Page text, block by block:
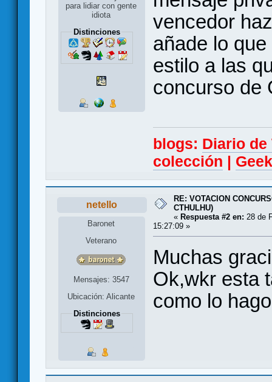
para lidiar con gente
idiota
Distinciones
vencedor
añade lo
estilo a las
concurso de
blogs: Diario
colección |
netello
Baronet
Veterano
Mensajes: 3547
Ubicación: Alicante
Distinciones
RE: VOTACION
CTHULHU)
« Respuesta #2 en: 28 de
15:27:09 »
Muchas
Ok,wkr esta
como lo hago